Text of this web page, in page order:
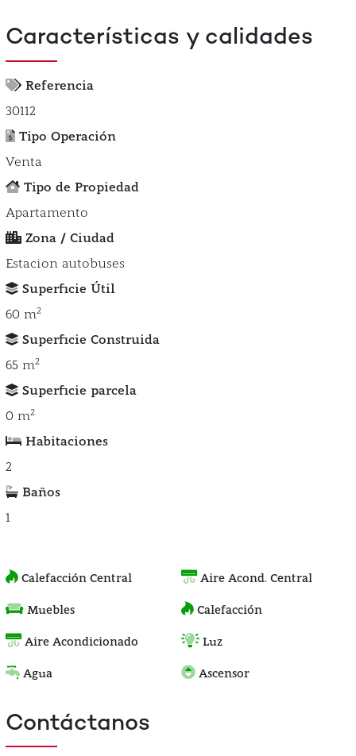
Características y calidades
Referencia
30112
Tipo Operación
Venta
Tipo de Propiedad
Apartamento
Zona / Ciudad
Estacion autobuses
Superficie Útil
60 m2
Superficie Construida
65 m2
Superficie parcela
0 m2
Habitaciones
2
Baños
1
Calefacción Central Aire Acond. Central
Muebles Calefacción
Aire Acondicionado Luz
Agua Ascensor
Contáctanos